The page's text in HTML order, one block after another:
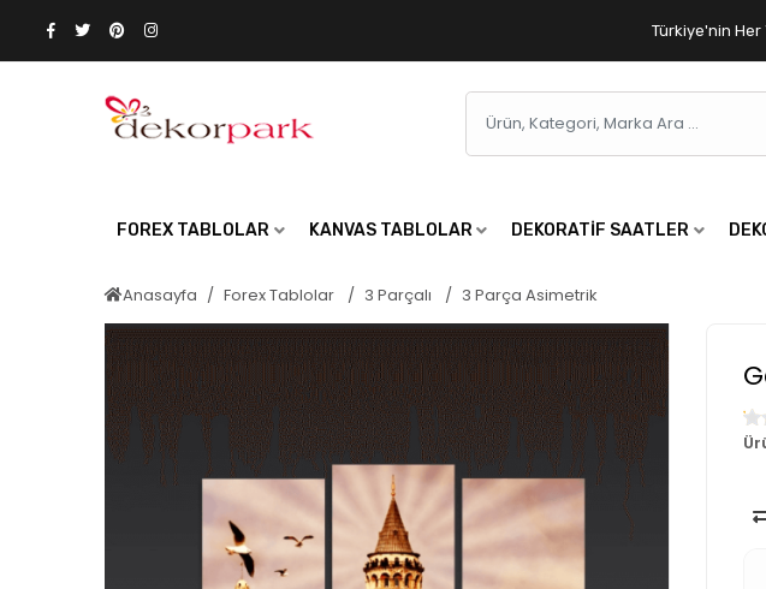
Türkiye'nin
FOREX TABLOLAR KANVAS TABLOLAR DEKORATIF SAATLER
Anasayfa Forex Tablolar 3 Parçalı 3 Parça Asimetrik